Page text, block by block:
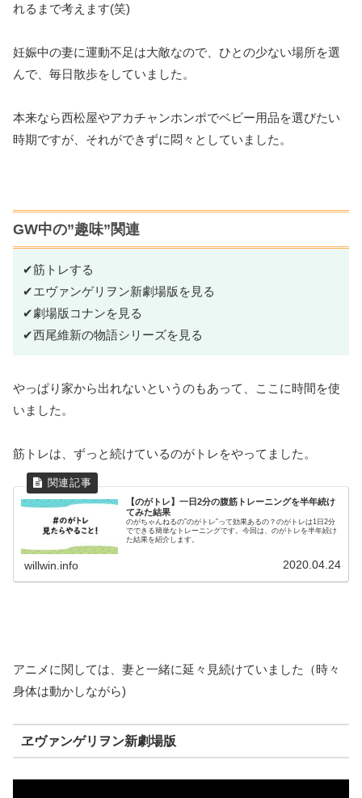
れるまで考えます(笑)
妊娠中の妻に運動不足は大敵なので、ひとの少ない場所を選
んで、毎日散歩をしていました。
本来なら西松屋やアカチャンホンポでベビー用品を選びたい
時期ですが、それができずに悶々としていました。
GW中の”趣味”関連
✔筋トレする
✔エヴァンゲリヲン新劇場版を見る
✔劇場版コナンを見る
✔西尾維新の物語シリーズを見る
やっぱり家から出れないというのもあって、ここに時間を使
いました。
筋トレは、ずっと続けているのがトレをやってました。
【のがトレ】一日2分の腹筋トレーニングを半年続け
てみた結果
のがちゃんねるの”のがトレ”って効果あるの？のがトレは1日2分
でできる簡単なトレーニングです。今回は、のがトレを半年続け
た結果を紹介します。
willwin.info 2020.04.24
アニメに関しては、妻と一緒に延々見続けていました（時々
身体は動かしながら)
ヱヴァンゲリヲン新劇場版